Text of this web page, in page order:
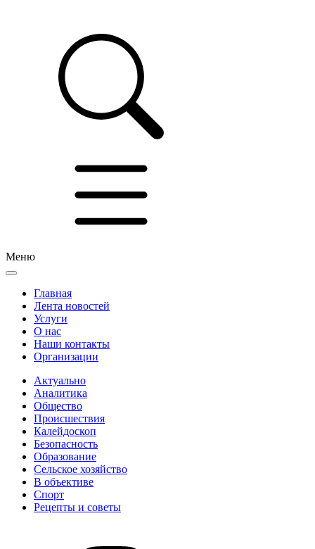
Меню
Главная
Лента новостей
Услуги
О нас
Наши контакты
Организации
Актуально
Аналитика
Общество
Происшествия
Калейдоскоп
Безопасность
Образование
Сельское хозяйство
В объективе
Спорт
Рецепты и советы